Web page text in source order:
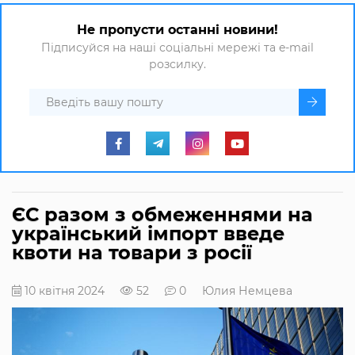
Не пропусти останні новини!
Підписуйся на наші соціальні мережі та e-mail
розсилку.
ЄС разом з обмеженнями на
український імпорт введе
квоти на товари з росії
10 квітня 2024 52 0 Юлия Немцева